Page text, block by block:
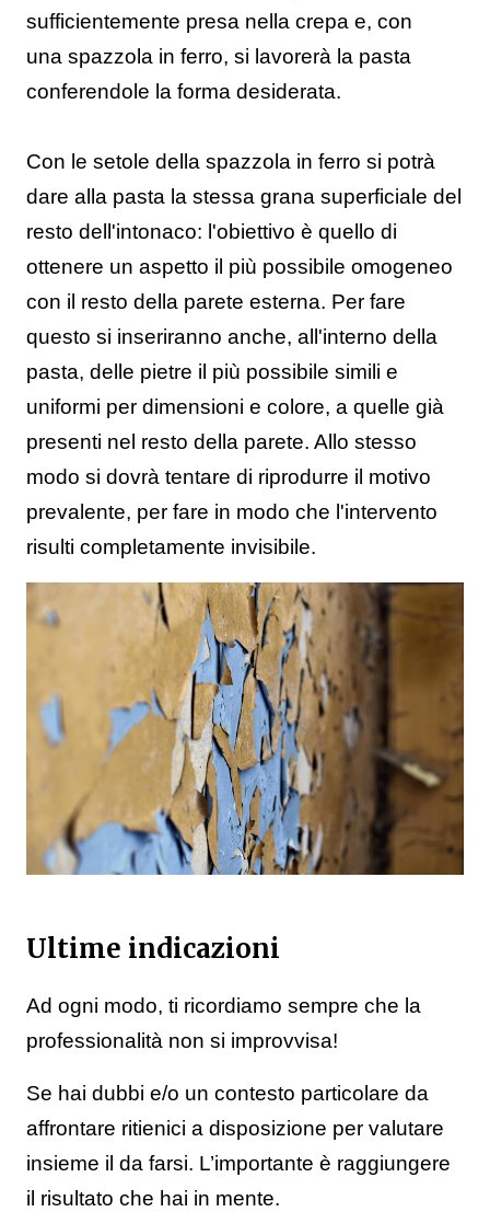
sufficientemente presa nella crepa e, con
una spazzola in ferro, si lavorerà la pasta
conferendole la forma desiderata.
Con le setole della spazzola in ferro si potrà
dare alla pasta la stessa grana superficiale del
resto dell'intonaco: l'obiettivo è quello di
ottenere un aspetto il più possibile omogeneo
con il resto della parete esterna. Per fare
questo si inseriranno anche, all'interno della
pasta, delle pietre il più possibile simili e
uniformi per dimensioni e colore, a quelle già
presenti nel resto della parete. Allo stesso
modo si dovrà tentare di riprodurre il motivo
prevalente, per fare in modo che l'intervento
risulti completamente invisibile.
Ultime indicazioni
Ad ogni modo, ti ricordiamo sempre che la
professionalità non si improvvisa!
Se hai dubbi e/o un contesto particolare da
affrontare ritienici a disposizione per valutare
insieme il da farsi. L’importante è raggiungere
il risultato che hai in mente.